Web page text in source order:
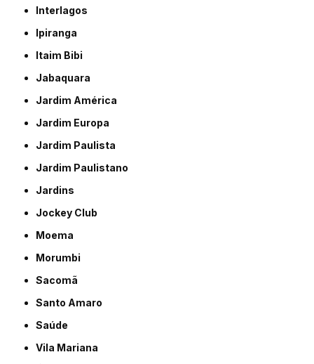
Interlagos
Ipiranga
Itaim Bibi
Jabaquara
Jardim América
Jardim Europa
Jardim Paulista
Jardim Paulistano
Jardins
Jockey Club
Moema
Morumbi
Sacomã
Santo Amaro
Saúde
Vila Mariana